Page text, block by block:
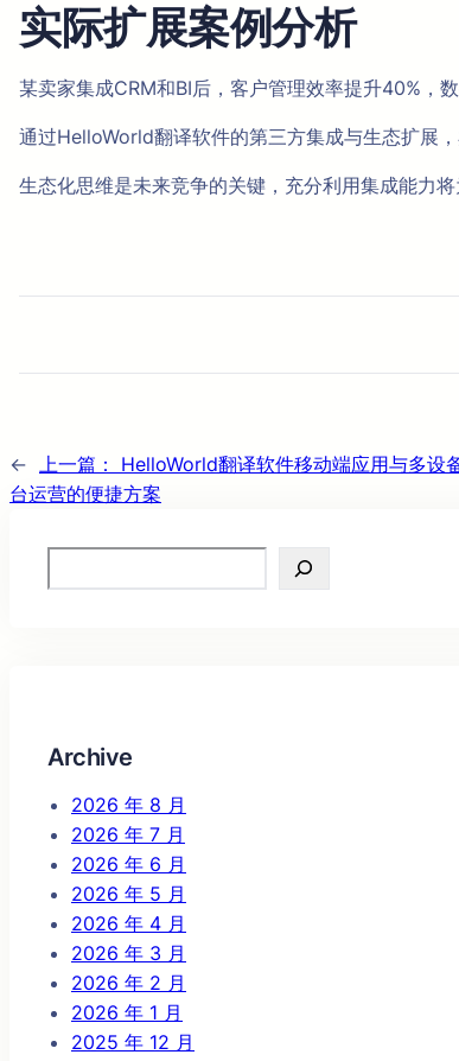
实际扩展案例分析
某卖家集成CRM和BI后，客户管理效率提升40%，
通过HelloWorld翻译软件的第三方集成与生态扩展
生态化思维是未来竞争的关键，充分利用集成能力将
← 上一篇：
HelloWorld翻译软件移动端应用与多设
台运营的便捷方案
Archive
2026 年 8 月
2026 年 7 月
2026 年 6 月
2026 年 5 月
2026 年 4 月
2026 年 3 月
2026 年 2 月
2026 年 1 月
2025 年 12 月